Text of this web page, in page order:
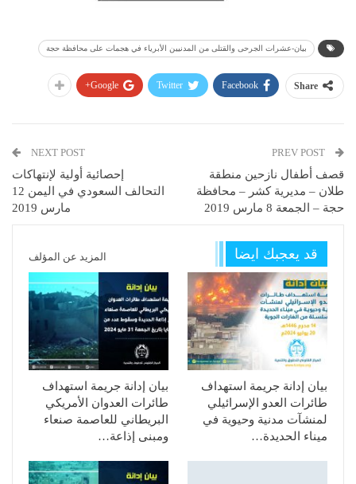
بيان-عشرات الجرحى والقتلى من المدنیین الأبریاء في ھجمات على محافظة حجة
Share
Facebook
Twitter
Google+
قصف أطفال نازحين منطقة
طلان – مديرية كشر – محافظة
حجة – الجمعة 8 مارس 2019
NEXT POST
إحصائية أولية لإنتهاكات
التحالف السعودي في اليمن 12
مارس 2019
قد يعجبك ايضا المزيد عن المؤلف
بيان إدانة جريمة استهداف
طائرات العدو الإسرائيلي
لمنشآت مدنية وحيوية في
ميناء الحديدة…
بيان إدانة جريمة استهداف
طائرات العدوان الأمريكي
البريطاني للعاصمة صنعاء
ومبنى إذاعة…